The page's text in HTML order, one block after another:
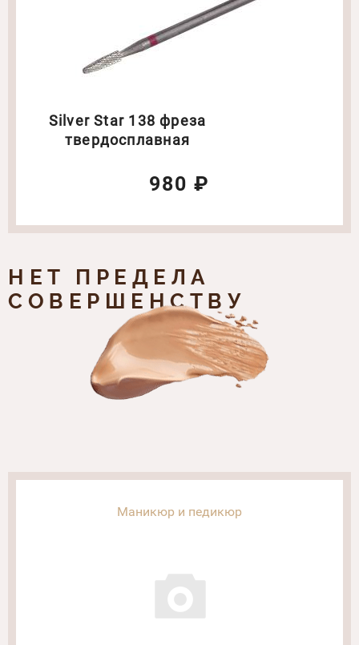
Silver Star 138 фреза
твердосплавная
980 ₽
НЕТ ПРЕДЕЛА
СОВЕРШЕНСТВУ
Маникюр и педикюр